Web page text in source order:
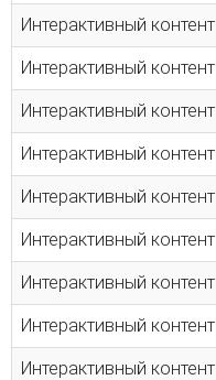
Интерактивный контент
Интерактивный контент
Интерактивный контент
Интерактивный контент
Интерактивный контент
Интерактивный контент
Интерактивный контент
Интерактивный контент
Интерактивный контент